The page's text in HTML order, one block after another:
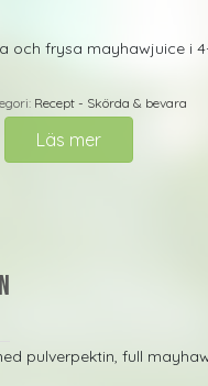
och frysa mayhawjuice i
Recept - Skörda & bevara
Läs mer
pulverpektin, full